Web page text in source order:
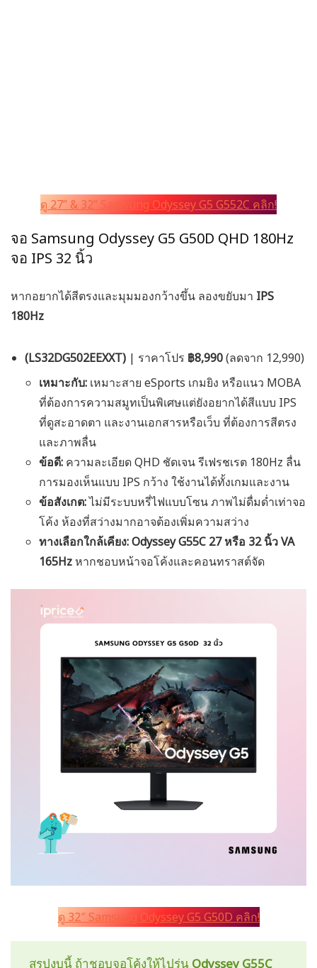
ดู 27” & 32” Samsung Odyssey G5 G552C คลิก!
จอ Samsung Odyssey G5 G50D QHD 180Hz
จอ IPS 32 นิ้ว
หากอยากได้สีตรงและมุมมองกว้างขึ้น ลองขยับมา IPS
180Hz
(LS32DG502EEXXT) | ราคาโปร ฿8,990(ลดจาก 12,990)
เหมาะกับ: เหมาะสาย eSports เกมยิง หรือแนว MOBA
ที่ต้องการความสมูทเป็นพิเศษแต่ยังอยากได้สีแบบ IPS
ที่ดูสะอาดตา และงานเอกสารหรือเว็บ ที่ต้องการสีตรง
และภาพลื่น
ข้อดี: ความละเอียด QHD ชัดเจน รีเฟรชเรต 180Hz ลื่น
การมองเห็นแบบ IPS กว้าง ใช้งานได้ทั้งเกมและงาน
ข้อสังเกต:ไม่มีระบบหรี่ไฟแบบโซน ภาพไม่ดื่มด่ำเท่าจอ
โค้ง ห้องที่สว่างมากอาจต้องเพิ่มความสว่าง
ทางเลือกใกล้เคียง:Odyssey G55C 27 หรือ 32 นิ้ว VA
165Hzหากชอบหน้าจอโค้งและคอนทราสต์จัด
ดู 32″ Samsung Odyssey G5 G50D คลิก!
สรุปงบนี้ ถ้าชอบจอโค้งให้ไปรุ่น Odyssey G55C